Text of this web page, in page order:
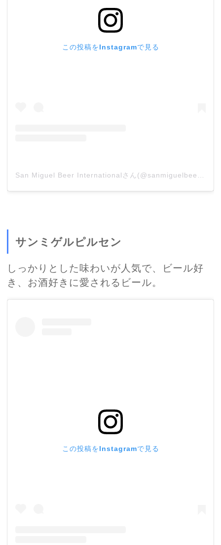
この投稿をInstagramで見る
サンミゲルピルセン
しっかりとした味わいが人気で、ビール好
き、お酒好きに愛されるビール。
この投稿をInstagramで見る